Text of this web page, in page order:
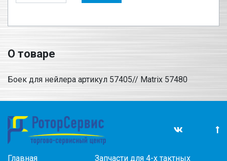
О товаре
Боек для нейлера артикул 57405// Matrix 57480
Главная Запчасти для 4-х тактных